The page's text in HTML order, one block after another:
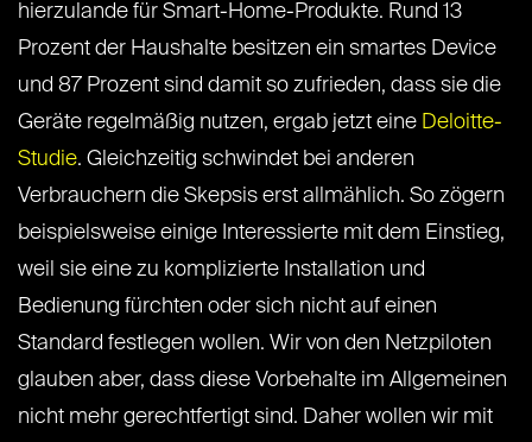
hierzulande für Smart-Home-Produkte. Rund 13
Prozent der Haushalte besitzen ein smartes Device
und 87 Prozent sind damit so zufrieden, dass sie die
Geräte regelmäßig nutzen, ergab jetzt eine Deloitte-
Studie. Gleichzeitig schwindet bei anderen
Verbrauchern die Skepsis erst allmählich. So zögern
beispielsweise einige Interessierte mit dem Einstieg,
weil sie eine zu komplizierte Installation und
Bedienung fürchten oder sich nicht auf einen
Standard festlegen wollen. Wir von den Netzpiloten
glauben aber, dass diese Vorbehalte im Allgemeinen
nicht mehr gerechtfertigt sind. Daher wollen wir mit